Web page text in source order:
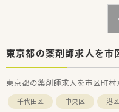
■夜勤は行っておらず
■日本を代表する大手
■原則病院の異動はあ
への転勤も可能です。
東京都の薬剤師求人を市
東京都の薬剤師求人を市区町村
千代田区 中央区 港区